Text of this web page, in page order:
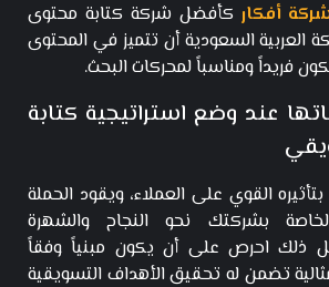
أفكار كأفضل شركة كتابة محتوى
السعودية أن تتميز في المحتوى
فريداً ومناسباً لمحركات البحث.
عند وضع استراتيجية كتابة
القوي على العملاء، ويقود الحملة
بشركتك نحو النجاح والشهرة
ذلك احرص على أن يكون مبنياً وفقاً
تضمن له تحقيق الأهداف التسويقية